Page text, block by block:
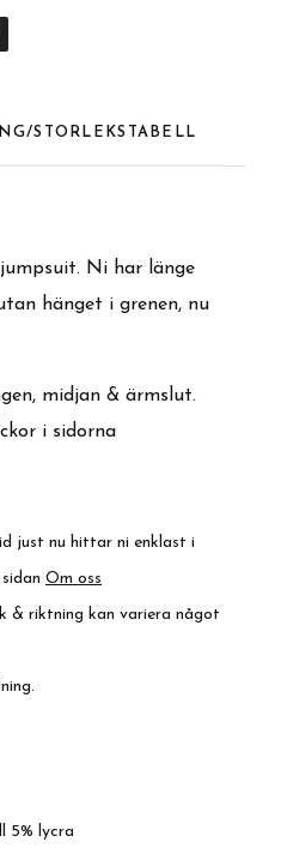
STORLEKSTABELL
Ni har länge
hänget i grenen, nu
midjan & ärmslut.
i sidorna
just nu hittar ni enklast i
Om oss
& riktning kan variera något
5% lycra